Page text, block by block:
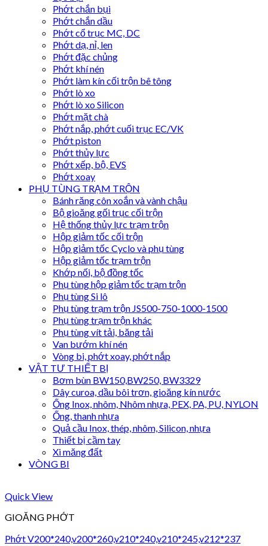
Phớt chắn bụi
Phớt chắn dầu
Phớt cổ trục MC, DC
Phớt dạ, nỉ, len
Phớt đặc chủng
Phớt khí nén
Phớt làm kín cối trộn bê tông
Phớt lò xo
Phớt lò xo Silicon
Phớt mặt chà
Phớt nắp, phớt cuối trục EC/VK
Phớt piston
Phớt thủy lực
Phớt xếp, bộ, EVS
Phớt xoay
PHỤ TÙNG TRẠM TRỘN
Bánh răng côn xoắn và vành chậu
Bộ gioăng gối trục cối trộn
Hệ thống thủy lực trạm trộn
Hộp giảm tốc cối trộn
Hộp giảm tốc Cyclo và phụ tùng
Hộp giảm tốc trạm trộn
Khớp nối, bộ đồng tốc
Phụ tùng hộp giảm tốc trạm trộn
Phụ tùng Si lô
Phụ tùng trạm trộn JS500-750-1000-1500
Phụ tùng trạm trộn khác
Phụ tùng vít tải, băng tải
Van bướm khí nén
Vòng bi, phớt xoay, phớt nắp
VẬT TƯ THIẾT BỊ
Bơm bùn BW150,BW250, BW3329
Dây curoa, dầu bôi trơn, gioăng kín nước
Ống Inox, nhôm, Nhôm nhựa, PEX, PA, PU, NYLON
Ống, thanh nhựa
Quả cầu Inox, thép, nhôm, Silicon, nhựa
Thiết bị cầm tay
Xi măng đất
VÒNG BI
Quick View
GIOĂNG PHỚT
Phớt V200*240,v200*260,v210*240,v210*245,v212*237